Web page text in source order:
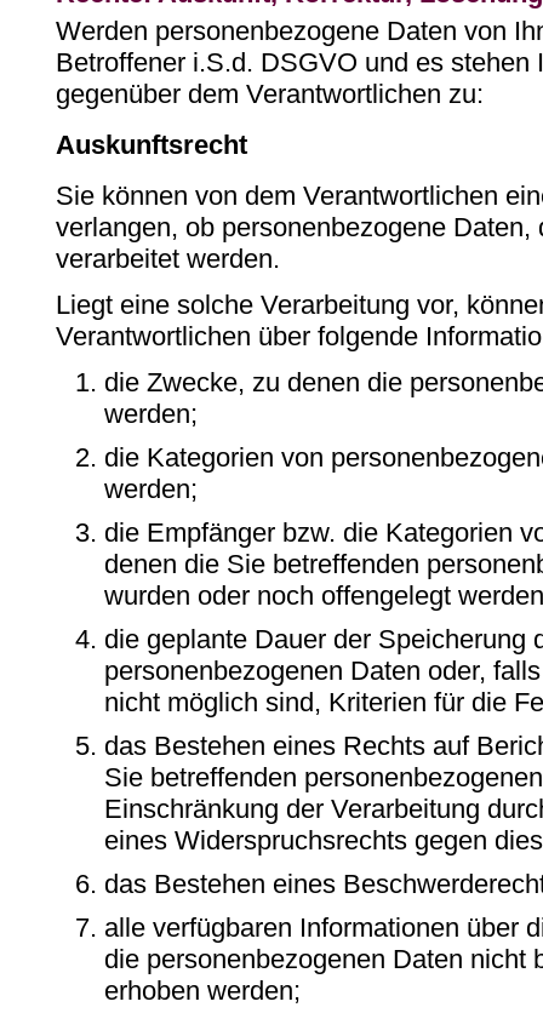
Werden personenbezogene Daten von
Betroffener i.S.d. DSGVO und es stehen
gegenüber dem Verantwortlichen zu:
Auskunftsrecht
Sie können von dem Verantwortlichen
verlangen, ob personenbezogene
verarbeitet werden.
Liegt eine solche Verarbeitung vor,
Verantwortlichen über folgende
die Zwecke, zu denen die
werden;
die Kategorien von
werden;
die Empfänger bzw. die Kategorien
denen die Sie betreffenden
wurden oder noch offengelegt
die geplante Dauer der Speicherung
personenbezogenen Daten oder,
nicht möglich sind, Kriterien für die
das Bestehen eines Rechts auf
Sie betreffenden
Einschränkung der Verarbeitung
eines Widerspruchsrechts gegen
das Bestehen eines
alle verfügbaren Informationen über
die personenbezogenen Daten nicht
erhoben werden;